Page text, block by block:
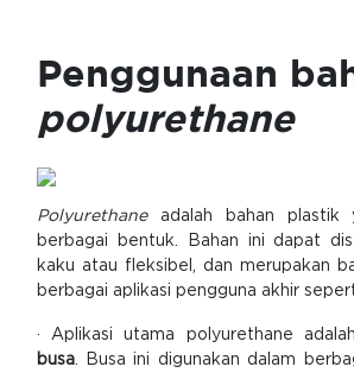
Penggunaan
polyurethane
Polyurethaneadalah bahan plastik
berbagai bentuk. Bahan ini dapat
kaku atau fleksibel, dan merupakan
berbagai aplikasi pengguna akhir
· Aplikasi utama polyurethane
busa. Busa ini digunakan dalam